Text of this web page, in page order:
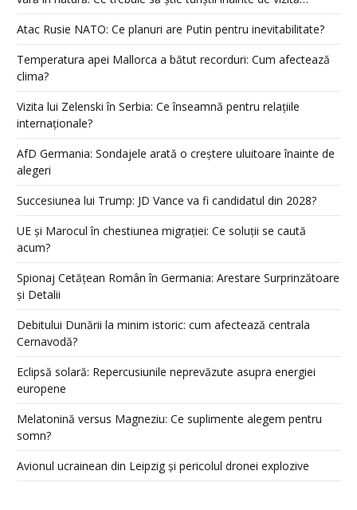
Atac Rusie NATO: Ce planuri are Putin pentru inevitabilitate?
Temperatura apei Mallorca a bătut recorduri: Cum afectează
clima?
Vizita lui Zelenski în Serbia: Ce înseamnă pentru relațiile
internaționale?
AfD Germania: Sondajele arată o creștere uluitoare înainte de
alegeri
Succesiunea lui Trump: JD Vance va fi candidatul din 2028?
UE și Marocul în chestiunea migrației: Ce soluții se caută
acum?
Spionaj Cetățean Român în Germania: Arestare Surprinzătoare
și Detalii
Debitului Dunării la minim istoric: cum afectează centrala
Cernavodă?
Eclipsă solară: Repercusiunile neprevăzute asupra energiei
europene
Melatonină versus Magneziu: Ce suplimente alegem pentru
somn?
Avionul ucrainean din Leipzig și pericolul dronei explozive